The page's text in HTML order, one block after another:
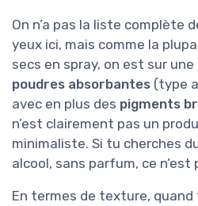
On n’a pas la liste complète
yeux ici, mais comme la
secs en spray, on est sur une
poudres absorbantes (type
avec en plus des pigments
n’est clairement pas un
minimaliste. Si tu cherches
alcool, sans parfum, ce n’est
En termes de texture, quand